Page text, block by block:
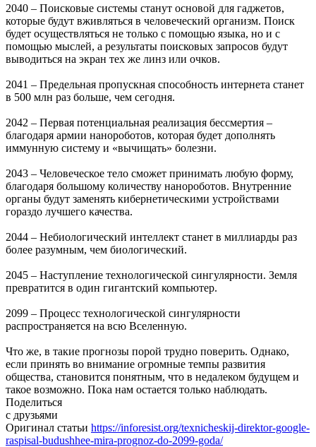
2040 – Поисковые системы станут основой для гаджетов,
которые будут вживляться в человеческий организм. Поиск
будет осуществляться не только с помощью языка, но и с
помощью мыслей, а результаты поисковых запросов будут
выводиться на экран тех же линз или очков.
2041 – Предельная пропускная способность интернета станет
в 500 млн раз больше, чем сегодня.
2042 – Первая потенциальная реализация бессмертия –
благодаря армии нанороботов, которая будет дополнять
иммунную систему и «вычищать» болезни.
2043 – Человеческое тело сможет принимать любую форму,
благодаря большому количеству нанороботов. Внутренние
органы будут заменять кибернетическими устройствами
гораздо лучшего качества.
2044 – Небиологический интеллект станет в миллиарды раз
более разумным, чем биологический.
2045 – Наступление технологической сингулярности. Земля
превратится в один гигантский компьютер.
2099 – Процесс технологической сингулярности
распространяется на всю Вселенную.
Что же, в такие прогнозы порой трудно поверить. Однако,
если принять во внимание огромные темпы развития
общества, становится понятным, что в недалеком будущем и
такое возможно. Пока нам остается только наблюдать.
Поделиться
с друзьями
Оригинал статьи https://inforesist.org/texnicheskij-direktor-google-
raspisal-budushhee-mira-prognoz-do-2099-goda/